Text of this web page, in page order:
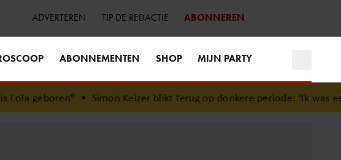
ADVERTEREN TIP DE REDACTIE ABONNEREN
ABONNEMENTEN SHOP MIJN PARTY
geboren”•Simon Keizer blikt terug op donkere periode: ‘Ik was een